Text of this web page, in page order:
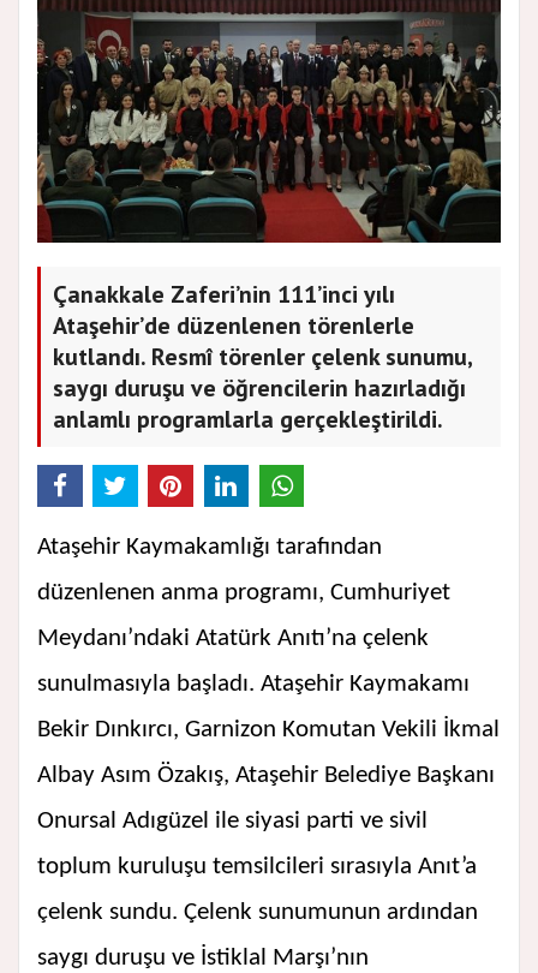
Çanakkale Zaferi’nin 111’inci yılı
Ataşehir’de düzenlenen törenlerle
kutlandı. Resmî törenler çelenk sunumu,
saygı duruşu ve öğrencilerin hazırladığı
anlamlı programlarla gerçekleştirildi.
Ataşehir Kaymakamlığı tarafından
düzenlenen anma programı, Cumhuriyet
Meydanı’ndaki Atatürk Anıtı’na çelenk
sunulmasıyla başladı. Ataşehir Kaymakamı
Bekir Dınkırcı, Garnizon Komutan Vekili İkmal
Albay Asım Özakış, Ataşehir Belediye Başkanı
Onursal Adıgüzel ile siyasi parti ve sivil
toplum kuruluşu temsilcileri sırasıyla Anıt’a
çelenk sundu. Çelenk sunumunun ardından
saygı duruşu ve İstiklal Marşı’nın